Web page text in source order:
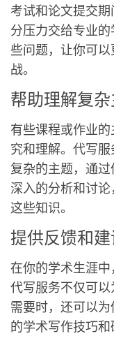
考试和论文提交
分压力交给专业
些问题，让你可
战。
帮助理解复
有些课程或作业
究和理解。代写
复杂的主题，通
深入的分析和讨
这些知识。
提供反馈和建
在你的学术生涯中
代写服务不仅可
需要时，还可以
的学术写作技巧和